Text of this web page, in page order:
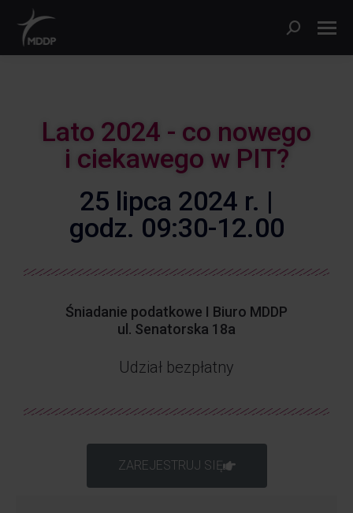
Lato 2024 - co nowego
i ciekawego w PIT?
25 lipca 2024 r. |
godz. 09:30-12.00
Śniadanie podatkowe I Biuro MDDP
ul. Senatorska 18a
Udział bezpłatny
ZAREJESTRUJ SIĘ